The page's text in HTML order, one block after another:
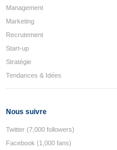
Management
Marketing
Recrutement
Start-up
Stratégie
Tendances & Idées
Nous suivre
Twitter (7,000 followers)
Facebook (1,000 fans)